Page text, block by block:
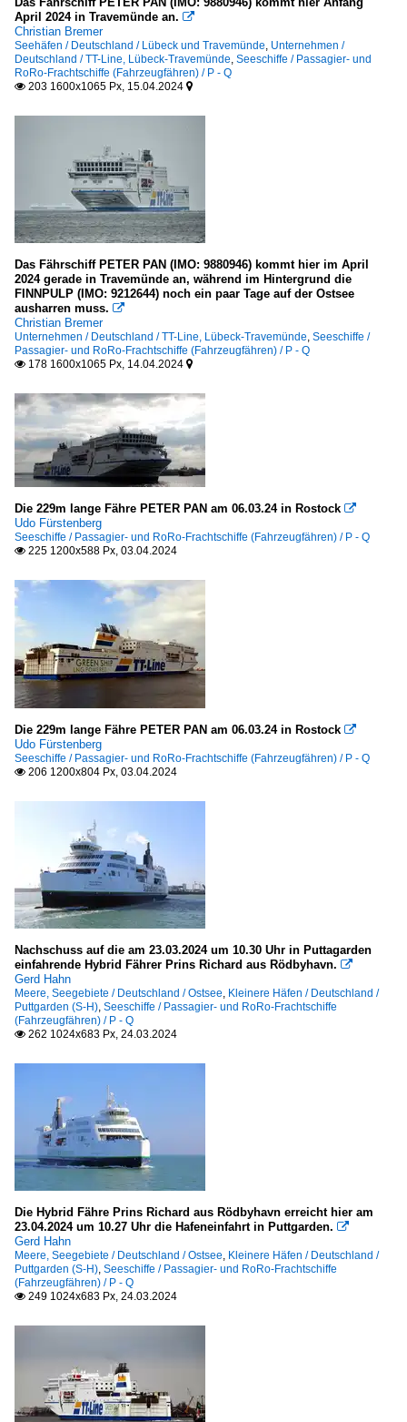
P&O Ferries, Dover
April 2024 in Travemünde an. 
Christian Bremer
Seehäfen / Deutschland / Lübeck und Travemünde, Unternehmen /
Deutschland / TT-Line, Lübeck-Travemünde, Seeschiffe / Passagier- und
RoRo-Frachtschiffe (Fahrzeugfähren) / P - Q
 203 1600x1065 Px, 15.04.2024 
Das Fährschiff PETER PAN (IMO: 9880946) kommt hier im April
2024 gerade in Travemünde an, während im Hintergrund die
FINNPULP (IMO: 9212644) noch ein paar Tage auf der Ostsee
ausharren muss. 
Christian Bremer
Unternehmen / Deutschland / TT-Line, Lübeck-Travemünde, Seeschiffe /
Passagier- und RoRo-Frachtschiffe (Fahrzeugfähren) / P - Q
 178 1600x1065 Px, 14.04.2024 
Die 229m lange Fähre PETER PAN am 06.03.24 in Rostock 
Udo Fürstenberg
Seeschiffe / Passagier- und RoRo-Frachtschiffe (Fahrzeugfähren) / P - Q
 225 1200x588 Px, 03.04.2024
Die 229m lange Fähre PETER PAN am 06.03.24 in Rostock 
Udo Fürstenberg
Seeschiffe / Passagier- und RoRo-Frachtschiffe (Fahrzeugfähren) / P - Q
 206 1200x804 Px, 03.04.2024
Nachschuss auf die am 23.03.2024 um 10.30 Uhr in Puttagarden
einfahrende Hybrid Fährer Prins Richard aus Rödbyhavn. 
Gerd Hahn
Meere, Seegebiete / Deutschland / Ostsee, Kleinere Häfen / Deutschland /
Puttgarden (S-H), Seeschiffe / Passagier- und RoRo-Frachtschiffe
(Fahrzeugfähren) / P - Q
 262 1024x683 Px, 24.03.2024
Die Hybrid Fähre Prins Richard aus Rödbyhavn erreicht hier am
23.04.2024 um 10.27 Uhr die Hafeneinfahrt in Puttgarden. 
Gerd Hahn
Meere, Seegebiete / Deutschland / Ostsee, Kleinere Häfen / Deutschland /
Puttgarden (S-H), Seeschiffe / Passagier- und RoRo-Frachtschiffe
(Fahrzeugfähren) / P - Q
 249 1024x683 Px, 24.03.2024